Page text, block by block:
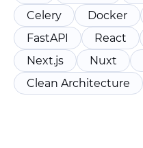
Celery
Docker
FastAPI
React
Next.js
Nuxt
Clean Architecture